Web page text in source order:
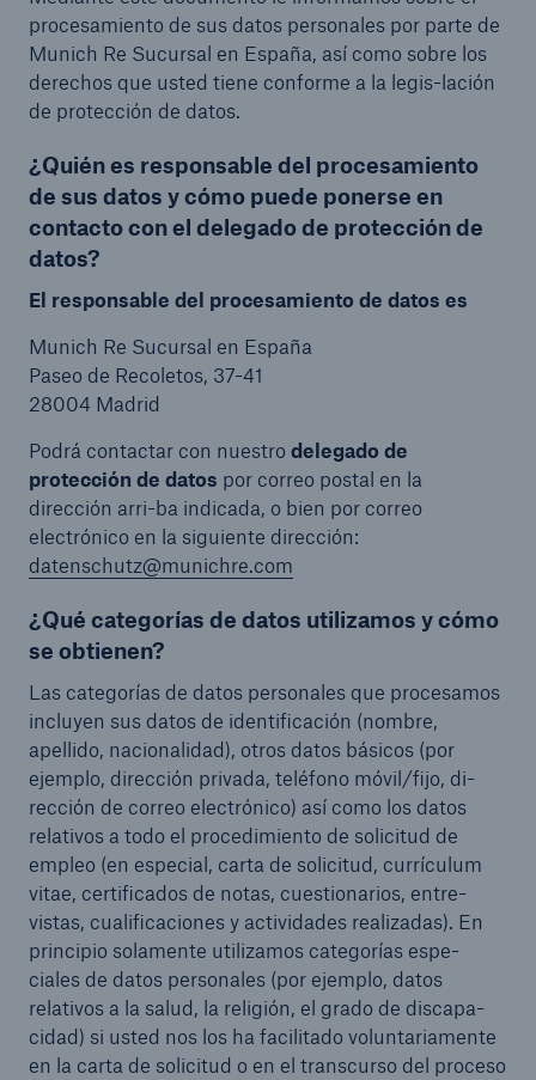
procesamiento de sus datos personales por parte de
Munich Re Sucursal en España, así como sobre los
derechos que usted tiene conforme a la legis-lación
de protección de datos.
¿Quién es responsable del procesamiento
de sus datos y cómo puede ponerse en
contacto con el delegado de protección de
datos?
El responsable del procesamiento de datos es
Munich Re Sucursal en España
Paseo de Recoletos, 37-41
28004 Madrid
Podrá contactar con nuestrodelegado de
protección de datos por correo postal en la
dirección arri-ba indicada, o bien por correo
electrónico en la siguiente dirección:
datenschutz@munichre.com
¿Qué categorías de datos utilizamos y cómo
se obtienen?
Las categorías de datos personales que procesamos
incluyen sus datos de identificación (nombre,
apellido, nacionalidad), otros datos básicos (por
ejemplo, dirección privada, teléfono móvil/fijo, di-
rección de correo electrónico) así como los datos
relativos a todo el procedimiento de solicitud de
empleo (en especial, carta de solicitud, currículum
vitae, certificados de notas, cuestionarios, entre-
vistas, cualificaciones y actividades realizadas). En
principio solamente utilizamos categorías espe-
ciales de datos personales (por ejemplo, datos
relativos a la salud, la religión, el grado de discapa-
cidad) si usted nos los ha facilitado voluntariamente
en la carta de solicitud o en el transcurso del proceso